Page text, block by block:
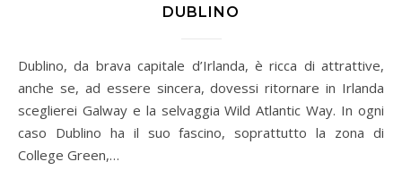
DUBLINO
Dublino, da brava capitale d’Irlanda, è ricca di attrattive,
anche se, ad essere sincera, dovessi ritornare in Irlanda
sceglierei Galway e la selvaggia Wild Atlantic Way. In ogni
caso Dublino ha il suo fascino, soprattutto la zona di
College Green,…